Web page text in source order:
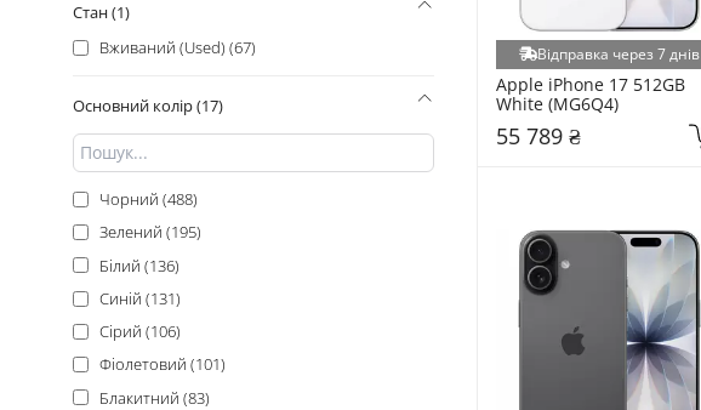
Oppo (28)
Vivo (26)
Oscal (18)
Realme (16)
Tecno (15)
Fossibot (13)
Sony (11)
Nothing (10)
Poco (8)
Nothing Phone (6)
Стан (1)
Вживаний (Used) (67)
Основний колір (17)
Чорний (488)
Зелений (195)
Білий (136)
Синій (131)
Сірий (106)
Фіолетовий (101)
Блакитний (83)
Відправка через 7 днів
Apple iPhone 17 512GB
White (MG6Q4)
55 789 ₴